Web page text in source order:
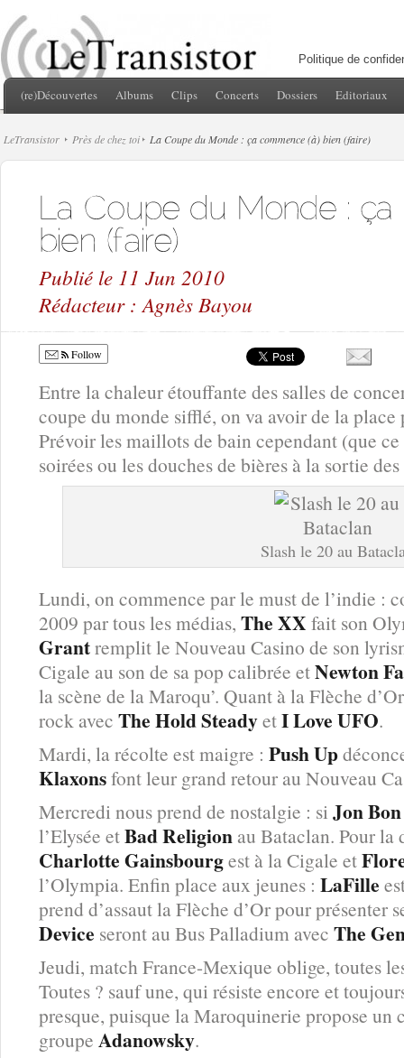
Politique de
(re)Découvertes Albums Clips Concerts Dossiers Editoriaux
LeTransistor Près de chez toi La Coupe du Monde : ça commence (à) bien (faire)
Publié le 11 Jun 2010
Rédacteur : Agnès Bayou
Follow
Entre la chaleur étouffante des salles de
coupe du monde sifflé, on va avoir de la place
Prévoir les maillots de bain cependant (que
soirées ou les douches de bières à la sortie
Slash le 20 au
Lundi, on commence par le must de l’indie :
2009 par tous les médias, The XX fait son
Grantremplit le Nouveau Casino de son
Cigale au son de sa pop calibrée etNewton
la scène de la Maroqu’. Quant à la Flèche
rock avec The Hold SteadyetI Love UFO.
Mardi, la récolte est maigre : Push Up
Klaxonsfont leur grand retour au Nouveau
Mercredi nous prend de nostalgie : si Jon
l’Elysée etBad Religion au Bataclan. Pour
Charlotte Gainsbourgest à la Cigale et
l’Olympia. Enfin place aux jeunes : LaFille
prend d’assaut la Flèche d’Or pour présenter
Device seront au Bus Palladium avec The
Jeudi, match France-Mexique oblige, toutes
Toutes ? sauf une, qui résiste encore et
presque, puisque la Maroquinerie propose un
groupe Adanowsky.